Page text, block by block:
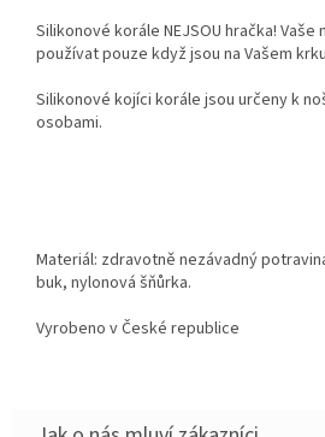
Silikonové korále NEJSOU hračka! Vaše
používat pouze když jsou na Vašem
Silikonové kojíci korále jsou určeny k
osobami.
Materiál: zdravotně nezávadný
buk, nylonová šňůrka.
Vyrobeno v České republice